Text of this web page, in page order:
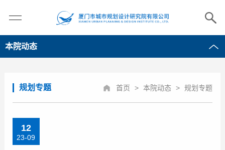
本院动态
规划专题 首页 > 本院动态 > 规划专题
12
23-09